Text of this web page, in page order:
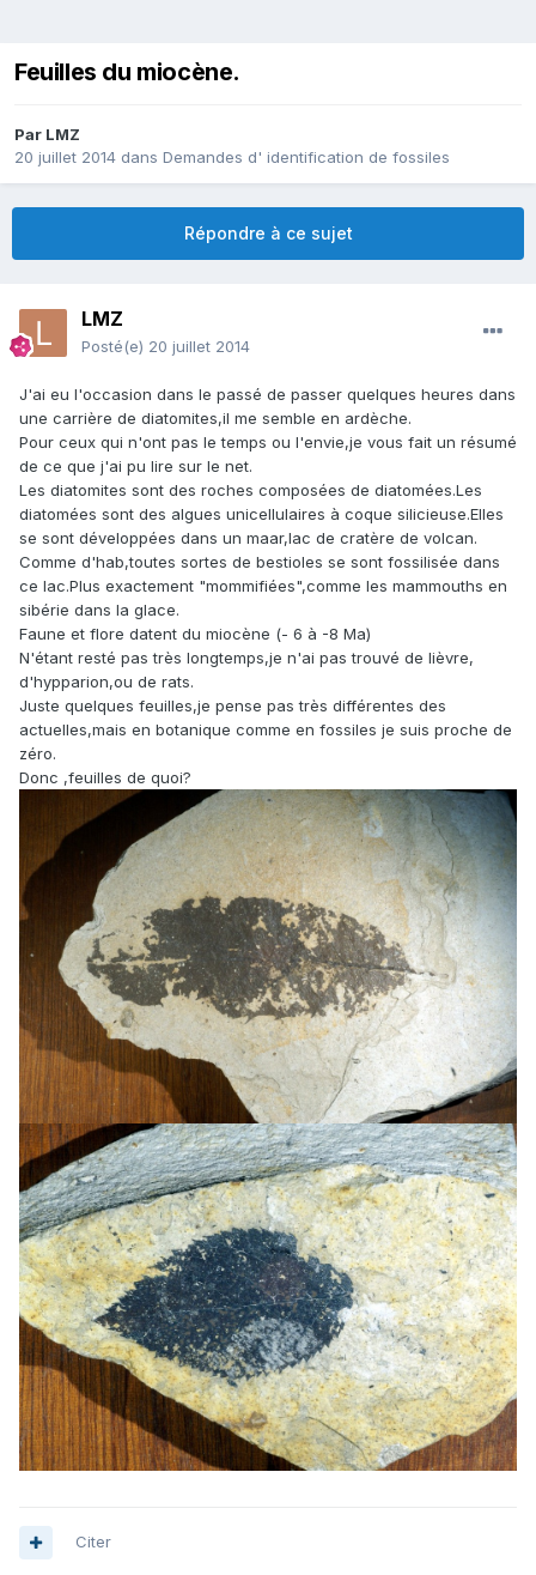
Feuilles du miocène.
Par LMZ
20 juillet 2014 dans Demandes d' identification de fossiles
Répondre à ce sujet
LMZ
Posté(e) 20 juillet 2014
J'ai eu l'occasion dans le passé de passer quelques heures dans
une carrière de diatomites,il me semble en ardèche.
Pour ceux qui n'ont pas le temps ou l'envie,je vous fait un résumé
de ce que j'ai pu lire sur le net.
Les diatomites sont des roches composées de diatomées.Les
diatomées sont des algues unicellulaires à coque silicieuse.Elles
se sont développées dans un maar,lac de cratère de volcan.
Comme d'hab,toutes sortes de bestioles se sont fossilisée dans
ce lac.Plus exactement "mommifiées",comme les mammouths en
sibérie dans la glace.
Faune et flore datent du miocène (- 6 à -8 Ma)
N'étant resté pas très longtemps,je n'ai pas trouvé de lièvre,
d'hypparion,ou de rats.
Juste quelques feuilles,je pense pas très différentes des
actuelles,mais en botanique comme en fossiles je suis proche de
zéro.
Donc ,feuilles de quoi?
Citer